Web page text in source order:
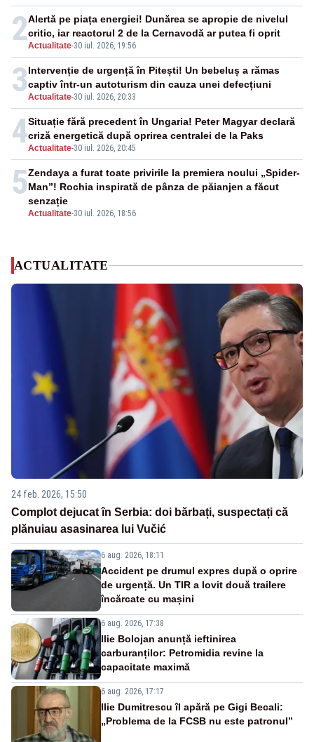
2Actualitate-30 iul. 2026, 19:56
Alertă pe piața energiei! Dunărea se apropie de nivelul
critic, iar reactorul 2 de la Cernavodă ar putea fi oprit
3Actualitate-30 iul. 2026, 20:33
Intervenție de urgență în Pitești! Un bebeluș a rămas
captiv într-un autoturism din cauza unei defecțiuni
4Actualitate-30 iul. 2026, 20:45
Situație fără precedent în Ungaria! Peter Magyar declară
criză energetică după oprirea centralei de la Paks
5
Actualitate-30 iul. 2026, 18:56
Zendaya a furat toate privirile la premiera noului „Spider-
Man”! Rochia inspirată de pânza de păianjen a făcut
senzație
ACTUALITATE
24 feb. 2026, 15:50
Complot dejucat în Serbia: doi bărbați, suspectați că
plănuiau asasinarea lui Vučić
6 aug. 2026, 18:11
Accident pe drumul expres după o oprire
de urgență. Un TIR a lovit două trailere
încărcate cu mașini
6 aug. 2026, 17:38
Ilie Bolojan anunță ieftinirea
carburanților: Petromidia revine la
capacitate maximă
6 aug. 2026, 17:17
Ilie Dumitrescu îl apără pe Gigi Becali:
„Problema de la FCSB nu este patronul”